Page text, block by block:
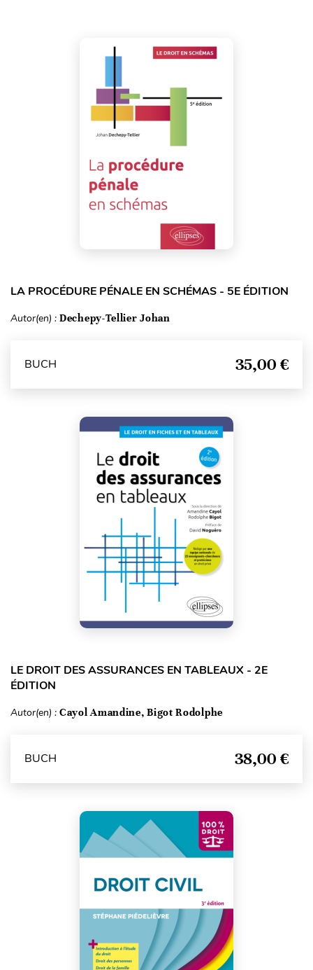
LA PROCÉDURE PÉNALE EN SCHÉMAS - 5E ÉDITION
Autor(en) : Dechepy-Tellier Johan
BUCH 35,00 €
LE DROIT DES ASSURANCES EN TABLEAUX - 2E
ÉDITION
Autor(en) : Cayol Amandine, Bigot Rodolphe
BUCH 38,00 €